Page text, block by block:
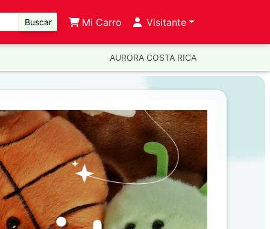
Buscar Mi Carro Visitante
AURORA COSTA RICA